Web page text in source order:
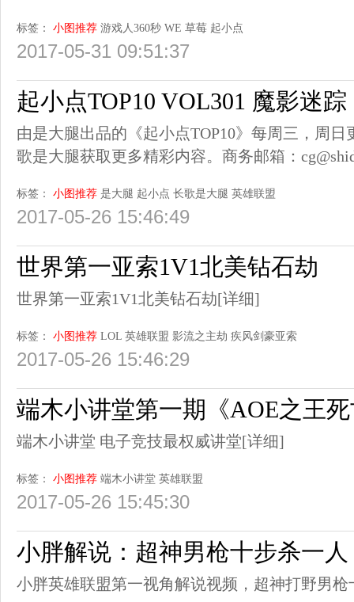
标签： 小图推荐 游戏人360秒 WE 草莓 起小点
2017-05-31 09:51:37
起小点TOP10 VOL301 魔影迷
由是大腿出品的《起小点TOP10》每周三，周日
歌是大腿获取更多精彩内容。商务邮箱：
标签： 小图推荐 是大腿 起小点 长歌是大腿 英雄联盟
2017-05-26 15:46:49
世界第一亚索1V1北美钻石劫
世界第一亚索1V1北美钻石劫[详细]
标签： 小图推荐 LOL 英雄联盟 影流之主劫 疾风剑豪亚索
2017-05-26 15:46:29
端木小讲堂第一期《AOE之王
端木小讲堂 电子竞技最权威讲堂[详细]
标签： 小图推荐 端木小讲堂 英雄联盟
2017-05-26 15:45:30
小胖解说：超神男枪十步杀一人
小胖英雄联盟第一视角解说视频，超神打野男枪